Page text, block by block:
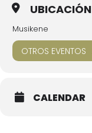
UBICACIÓN
Musikene
OTROS EVENTOS
CALENDAR